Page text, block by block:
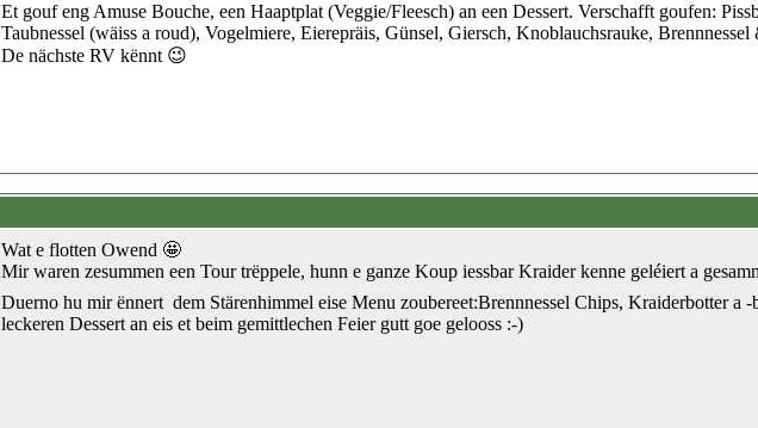
Et gouf eng Amuse Bouche, een Haaptplat (Veggie/Fleesch) an een Dessert. Verschafft goufen:
Taubnessel (wäiss a roud), Vogelmiere, Eierepräis, Günsel, Giersch, Knoblauchsrauke,
De nächste RV kënnt 😉
Wat e flotten Owend 🤩
Mir waren zesummen een Tour trëppele, hunn e ganze Koup iessbar Kraider kenne geléiert a
Duerno hu mir ënnert dem Stärenhimmel eise Menu zoubereet:Brennnessel Chips, Kraiderbotter a
leckeren Dessert an eis et beim gemittlechen Feier gutt goe gelooss :-)